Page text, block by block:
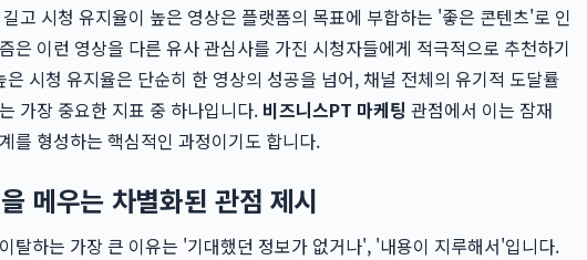
고 시청 유지율이 높은 영상은 플랫폼의 목표에 부합하는 '좋은 콘텐츠'로 인
은 이런 영상을 다른 유사 관심사를 가진 시청자들에게 적극적으로 추천하기
은 시청 유지율은 단순히 한 영상의 성공을 넘어, 채널 전체의 유기적 도달률
가장 중요한 지표 중 하나입니다. 비즈니스PT 마케팅 관점에서 이는 잠재
를 형성하는 핵심적인 과정이기도 합니다.
메우는 차별화된 관점 제시
탈하는 가장 큰 이유는 '기대했던 정보가 없거나', '내용이 지루해서'입니다.